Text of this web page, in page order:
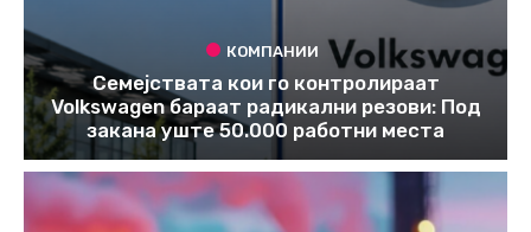
КОМПАНИИ
Семејствата кои го контролираат
Volkswagen бараат радикални резови: Под
закана уште 50.000 работни места